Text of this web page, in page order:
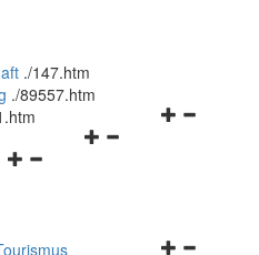
./147.htm
./89557.htm
Navigationsmenü
Navigationsmenü